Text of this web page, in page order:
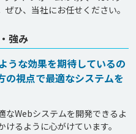
強み
うな効果を期待しているの
の視点で最適なシステムを
なWebシステムを開発できるよ
るように心がけています。